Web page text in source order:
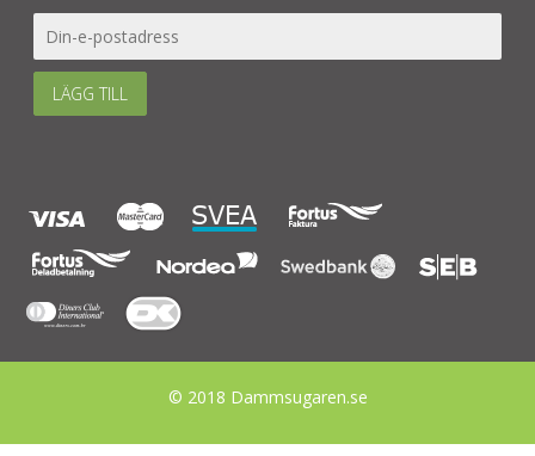
LÄGG TILL
© 2018 Dammsugaren.se